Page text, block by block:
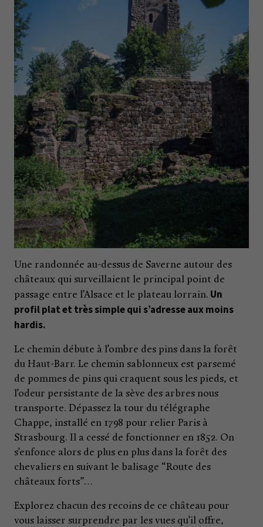
Une randonnée au-dessus de Saverne autour des
châteaux qui surveillaient le principal point de
passage entre l’Alsace et le plateau lorrain. Un
profil plat et très simple qui s’adresse aux moins
hardis.
Le chemin débute à l’ombre des pins dans la forêt
du Haut-Barr. Le chemin sablonneux est parsemé
de pommes de pins qui craquent sous les pieds, et
l’odeur persistante de la sève des arbres nous
transporte. Dépassez la tour du télégraphe
Chappe, installé en 1798 pour relier Paris à
Strasbourg. Il a cessé de fonctionner en 1852. On
s’enfonce alors de plus en plus dans la forêt des
chevaliers en suivant le balisage “Route des
châteaux forts”…
Explorez chacun des recoins de ce château pour
vous laisser surprendre par les vues qu’il offre,